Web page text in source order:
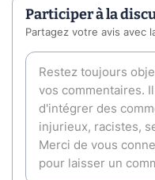
Participer à la
Partagez votre avis avec